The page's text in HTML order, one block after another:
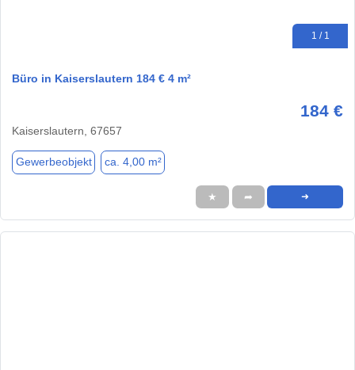
1 / 1
Büro in Kaiserslautern 184 € 4 m²
184 €
Kaiserslautern, 67657
Gewerbeobjekt ca. 4,00 m²
★ ➦ ➜